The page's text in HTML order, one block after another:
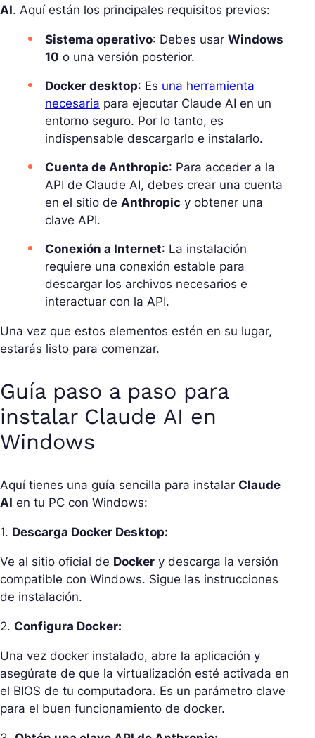
AI. Aquí están los principales requisitos previos:
Sistema operativo: Debes usar Windows
10 o una versión posterior.
Docker desktop: Es una herramienta
necesaria para ejecutar Claude AI en un
entorno seguro. Por lo tanto, es
indispensable descargarlo e instalarlo.
Cuenta de Anthropic: Para acceder a la
API de Claude AI, debes crear una cuenta
en el sitio de Anthropic y obtener una
clave API.
Conexión a Internet: La instalación
requiere una conexión estable para
descargar los archivos necesarios e
interactuar con la API.
Una vez que estos elementos estén en su lugar,
estarás listo para comenzar.
Guía paso a paso para
instalar Claude AI en
Windows
Aquí tienes una guía sencilla para instalar Claude
AI en tu PC con Windows:
1. Descarga Docker Desktop:
Ve al sitio oficial de Docker y descarga la versión
compatible con Windows. Sigue las instrucciones
de instalación.
2. Configura Docker:
Una vez docker instalado, abre la aplicación y
asegúrate de que la virtualización esté activada en
el BIOS de tu computadora. Es un parámetro clave
para el buen funcionamiento de docker.